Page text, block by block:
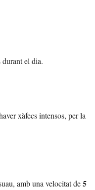
el dia.
xàfecs intensos, per la
amb una velocitat de5